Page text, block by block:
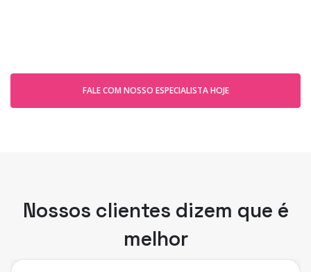
FALE COM NOSSO ESPECIALISTA HOJE
Nossos clientes dizem que é
melhor